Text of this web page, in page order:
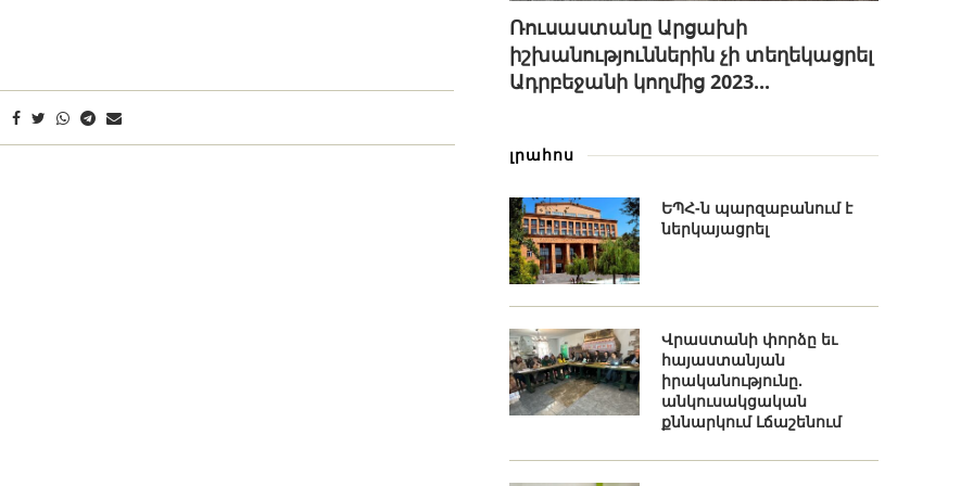
Ռուսաստանը Արցախի
իշխանություններին չի տեղեկացրել
Ադրբեջանի կողմից 2023...
լրահոս
ԵՊՀ-ն պարզաբանում է
ներկայացրել
Վրաստանի փորձը եւ
հայաստանյան
իրականությունը.
անկուսակցական
քննարկում Լճաշենում